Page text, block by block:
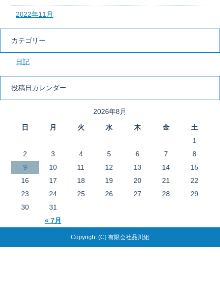
2022年11月
カテゴリー
日記
投稿日カレンダー
2026年8月
日
月 火 水 木 金 土
« 7月
1
2
3 4 5 6 7
8
9
10 11 12 13 14
15
16
17 18 19 20 21
22
23
24 25 26 27 28
29
30
31
Copyright (C) 有限会社品川組